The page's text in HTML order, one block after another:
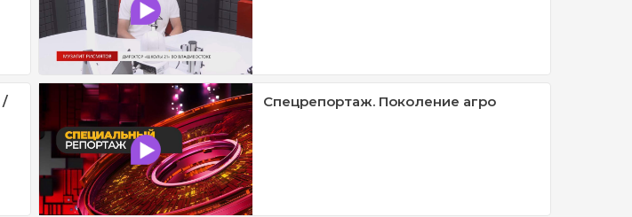
/
Спецрепортаж. Поколение агро